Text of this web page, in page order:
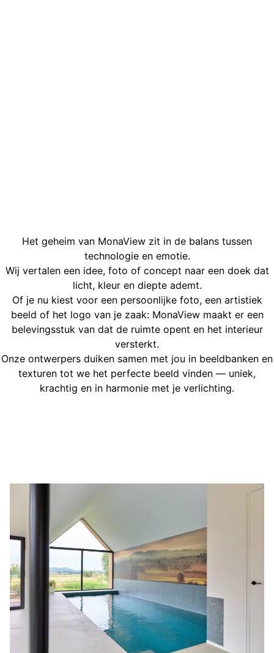
Het geheim van MonaView zit in de balans tussen
technologie en emotie.
Wij vertalen een idee, foto of concept naar een doek dat
licht, kleur en diepte ademt.
Of je nu kiest voor een persoonlijke foto, een artistiek
beeld of het logo van je zaak: MonaView maakt er een
belevingsstuk van dat de ruimte opent en het interieur
versterkt.
Onze ontwerpers duiken samen met jou in beeldbanken en
texturen tot we het perfecte beeld vinden — uniek,
krachtig en in harmonie met je verlichting.